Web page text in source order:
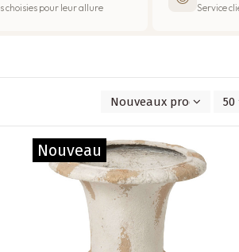
choisies pour leur allure Service
Nouveaux produits en50
Nouveau